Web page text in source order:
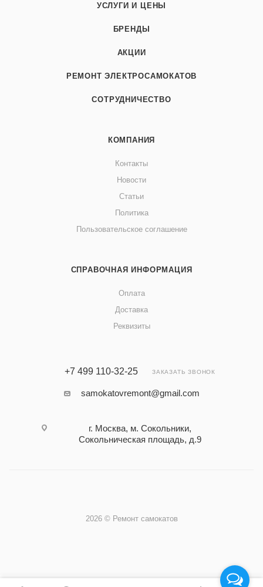
УСЛУГИ И ЦЕНЫ
БРЕНДЫ
АКЦИИ
РЕМОНТ ЭЛЕКТРОСАМОКАТОВ
СОТРУДНИЧЕСТВО
КОМПАНИЯ
Контакты
Новости
Статьи
Политика
Пользовательское соглашение
СПРАВОЧНАЯ ИНФОРМАЦИЯ
Оплата
Доставка
Реквизиты
+7 499 110-32-25 ЗАКАЗАТЬ ЗВОНОК
samokatovremont@gmail.com
г. Москва, м. Сокольники,
Сокольническая площадь, д.9
2026 © Ремонт самокатов